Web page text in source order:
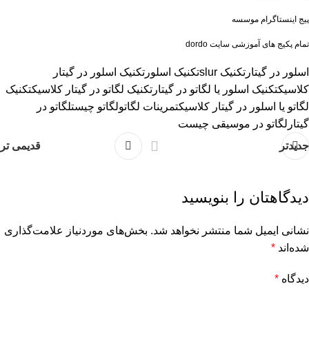
پیج اینستاگرام موسسه
تمام پکیج های آموزشی سایت dordo
اسلور در گیتار تکنیک slur تکنیک اسلور تکنیک اسلور در گیتار
کلاسیکتکنیک اسلور یا لگاتو در گیتار تکنیک لگاتو در گیتار کلاسیکتکنیک
لگاتو یا اسلور در گیتار کلاسیکتمرینات لگاتولگاتو چیستلگاتو در
گیتار لگاتو در موسیقی چیست
جدیدتر
قدیمی تر
دیدگاهتان را بنویسید
نشانی ایمیل شما منتشر نخواهد شد. بخش‌های موردنیاز علامت‌گذاری
شده‌اند *
دیدگاه *